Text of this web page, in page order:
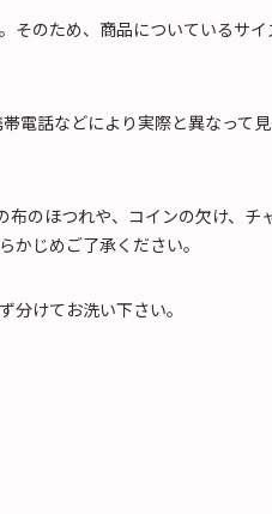
のため、商品についているサ
電話などにより実際と異なって
のほつれや、コインの欠け、チ
じめご了承ください。
けてお洗い下さい。